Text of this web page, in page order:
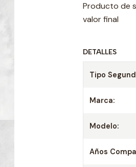
Producto de
valor final
DETALLES
Tipo
Marca:
Modelo:
Años